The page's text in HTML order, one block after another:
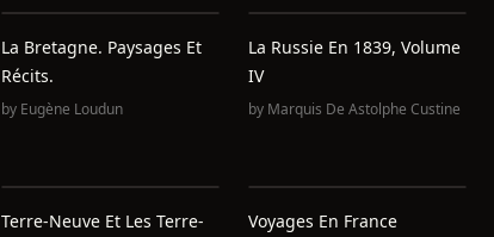
La Bretagne. Paysages Et
Récits.
by Eugène Loudun
La Russie En 1839, Volume
IV
by Marquis De Astolphe Custine
Terre-Neuve Et Les Terre-
Voyages En France